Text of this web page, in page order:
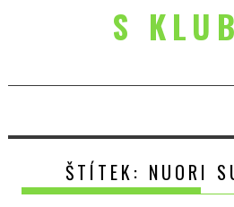
S
ŠTÍTEK: NUORI